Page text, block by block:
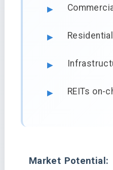
REITs on-
Market Potential: